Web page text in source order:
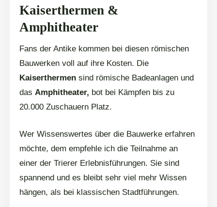
Kaiserthermen &
Amphitheater
Fans der Antike kommen bei diesen römischen
Bauwerken voll auf ihre Kosten. Die
Kaiserthermen sind römische Badeanlagen und
das Amphitheater, bot bei Kämpfen bis zu
20.000 Zuschauern Platz.
Wer Wissenswertes über die Bauwerke erfahren
möchte, dem empfehle ich die Teilnahme an
einer der Trierer Erlebnisführungen. Sie sind
spannend und es bleibt sehr viel mehr Wissen
hängen, als bei klassischen Stadtführungen.